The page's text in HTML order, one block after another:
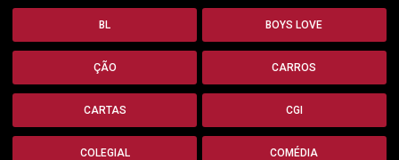
BL BOYS LOVE
ÇÃO CARROS
CARTAS CGI
COLEGIAL COMÉDIA